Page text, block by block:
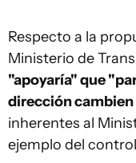
Respecto a la
Ministerio de
"apoyaría" que
dirección
inherentes al
ejemplo del